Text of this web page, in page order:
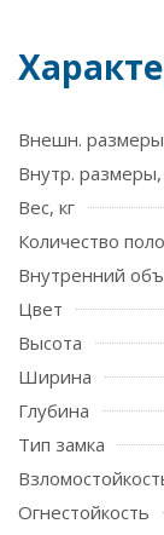
Внешн.
Внутр.
Вес, кг
Количество
Внутренний
Цвет
Высота
Ширина
Глубина
Тип замка
Огнестойкость